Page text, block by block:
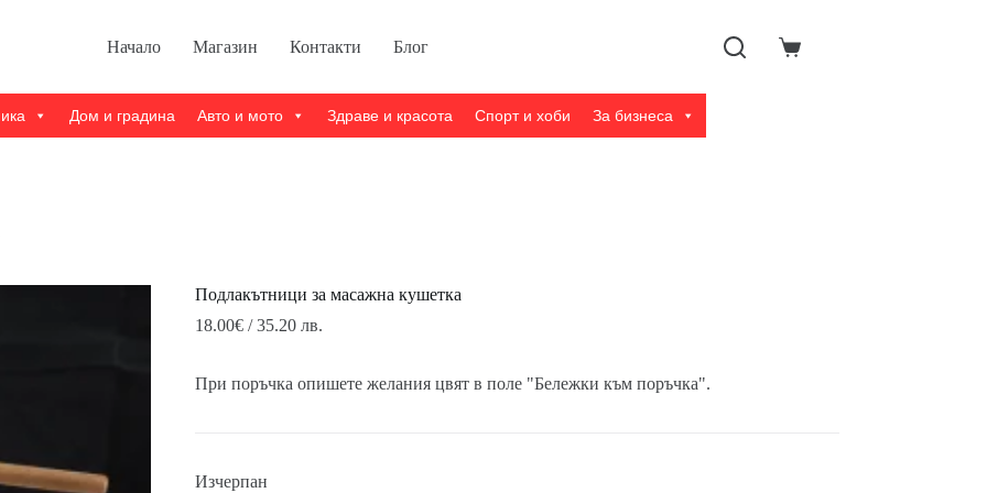
Начало Магазин Контакти Блог
Shopping
Дом и градина Авто и мото Здраве и красота Спорт и хоби За бизнеса
Подлакътници за масажна кушетка
18.00€/ 35.20 лв.
При поръчка опишете желания цвят в поле "Бележки към поръчка".
Изчерпан